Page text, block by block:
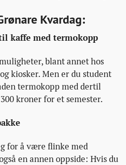
Kvardag:
kaffe med termokopp
blant annet hos
kiosker. Men er du student
termokopp med dertil
kroner for et semester.
for å være flinke med
en annen oppside: Hvis du